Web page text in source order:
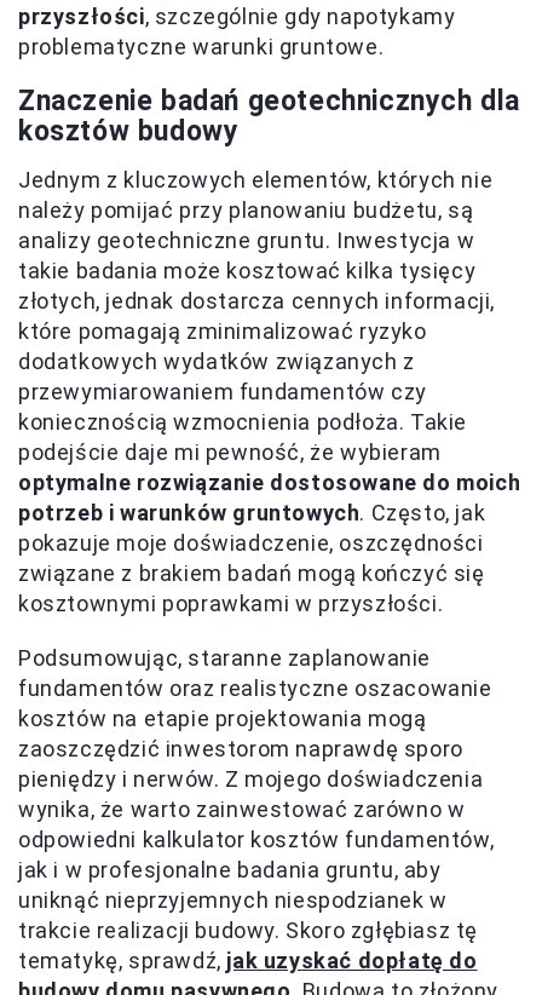
przyszłości, szczególnie gdy napotykamy
problematyczne warunki gruntowe.
Znaczenie badań geotechnicznych dla
kosztów budowy
Jednym z kluczowych elementów, których nie
należy pomijać przy planowaniu budżetu, są
analizy geotechniczne gruntu. Inwestycja w
takie badania może kosztować kilka tysięcy
złotych, jednak dostarcza cennych informacji,
które pomagają zminimalizować ryzyko
dodatkowych wydatków związanych z
przewymiarowaniem fundamentów czy
koniecznością wzmocnienia podłoża. Takie
podejście daje mi pewność, że wybieram
optymalne rozwiązanie dostosowane do moich
potrzeb i warunków gruntowych. Często, jak
pokazuje moje doświadczenie, oszczędności
związane z brakiem badań mogą kończyć się
kosztownymi poprawkami w przyszłości.
Podsumowując, staranne zaplanowanie
fundamentów oraz realistyczne oszacowanie
kosztów na etapie projektowania mogą
zaoszczędzić inwestorom naprawdę sporo
pieniędzy i nerwów. Z mojego doświadczenia
wynika, że warto zainwestować zarówno w
odpowiedni kalkulator kosztów fundamentów,
jak i w profesjonalne badania gruntu, aby
uniknąć nieprzyjemnych niespodzianek w
trakcie realizacji budowy. Skoro zgłębiasz tę
tematykę, sprawdź, jak uzyskać dopłatę do